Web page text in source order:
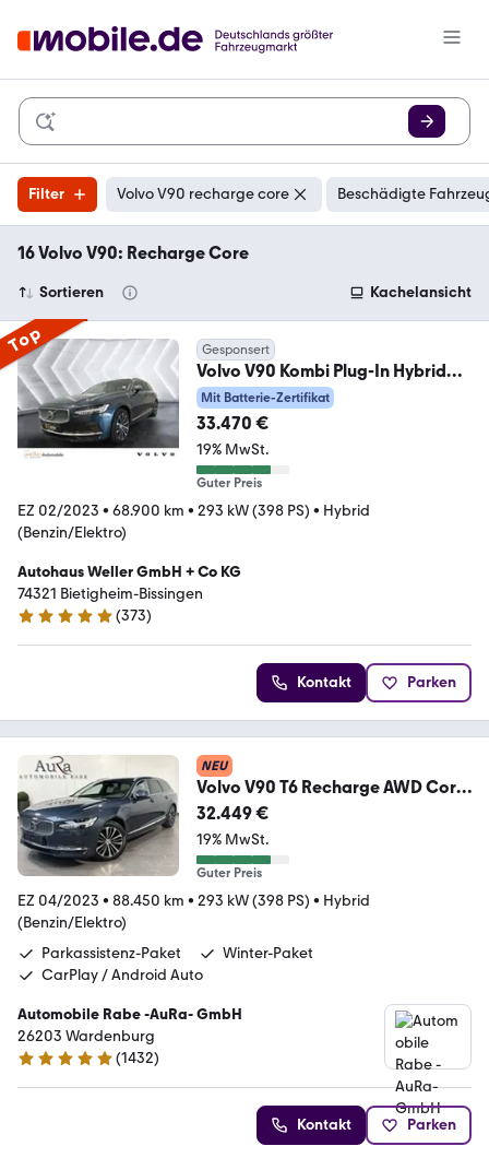
Filter Volvo V90 recharge core Beschädigte
16 Volvo V90: Recharge Core
Sortieren Kachelansicht
Top Gesponsert
Volvo V90 Kombi Plug-In Hybrid
Recharge T6 AWD Core 8-
Mit Batterie-Zertifikat
33.470 €
19% MwSt.
Guter Preis
EZ 02/2023 • 68.900 km • 293 kW (398 PS) • Hybrid
(Benzin/Elektro)
Autohaus Weller GmbH + Co KG
74321 Bietigheim-Bissingen
4.8 Sterne
(373)
Kontakt Parken
NEU
Volvo V90 T6 Recharge AWD Core
NAV+LED+KAM+AHK+VC+ACC
32.449 €
19% MwSt.
Guter Preis
EZ 04/2023 • 88.450 km • 293 kW (398 PS) • Hybrid
(Benzin/Elektro)
Parkassistenz-Paket
Winter-Paket
CarPlay / Android Auto
Automobile Rabe -AuRa- GmbH
26203 Wardenburg
4.9 Sterne
(1432)
Kontakt Parken